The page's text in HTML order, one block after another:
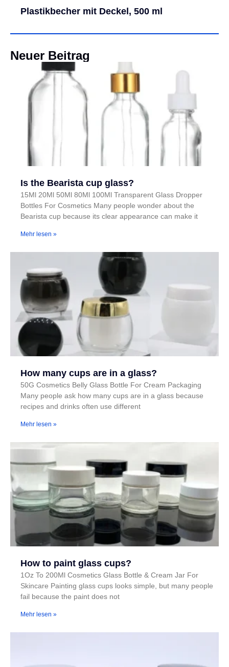
Plastikbecher mit Deckel, 500 ml
Neuer Beitrag
Is the Bearista cup glass?
15Ml 20Ml 50Ml 80Ml 100Ml Transparent Glass Dropper
Bottles For Cosmetics Many people wonder about the
Bearista cup because its clear appearance can make it
Mehr lesen »
How many cups are in a glass?
50G Cosmetics Belly Glass Bottle For Cream Packaging
Many people ask how many cups are in a glass because
recipes and drinks often use different
Mehr lesen »
How to paint glass cups?
1Oz To 200Ml Cosmetics Glass Bottle & Cream Jar For
Skincare Painting glass cups looks simple, but many people
fail because the paint does not
Mehr lesen »